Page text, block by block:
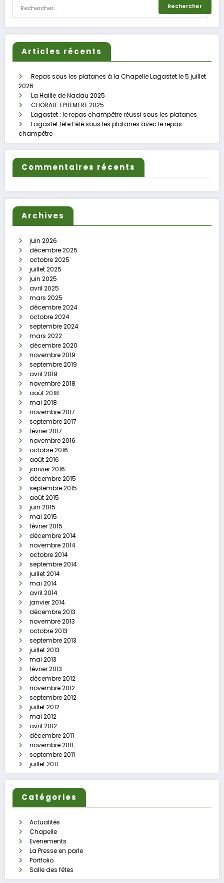
Articles récents
Repas sous les platanes à la Chapelle Lagastet le 5 juillet
2026
La Haille de Nadau 2025
CHORALE EPHEMERE 2025
Lagastet : le repas champêtre réussi sous les platanes
Lagastet fête l’été sous les platanes avec le repas
champêtre
Commentaires récents
Archives
juin 2026
décembre 2025
octobre 2025
juillet 2025
juin 2025
avril 2025
mars 2025
décembre 2024
octobre 2024
septembre 2024
mars 2022
décembre 2020
novembre 2019
septembre 2019
avril 2019
novembre 2018
août 2018
mai 2018
novembre 2017
septembre 2017
février 2017
novembre 2016
octobre 2016
août 2016
janvier 2016
décembre 2015
septembre 2015
août 2015
juin 2015
mai 2015
février 2015
décembre 2014
novembre 2014
octobre 2014
septembre 2014
juillet 2014
mai 2014
avril 2014
janvier 2014
décembre 2013
novembre 2013
octobre 2013
septembre 2013
juillet 2013
mai 2013
février 2013
décembre 2012
novembre 2012
septembre 2012
juillet 2012
mai 2012
avril 2012
décembre 2011
novembre 2011
septembre 2011
juillet 2011
Catégories
Actualités
Chapelle
Evenements
La Presse en parle
Portfolio
Salle des fêtes